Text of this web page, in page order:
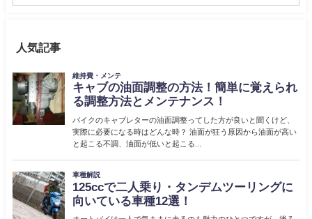
人気記事